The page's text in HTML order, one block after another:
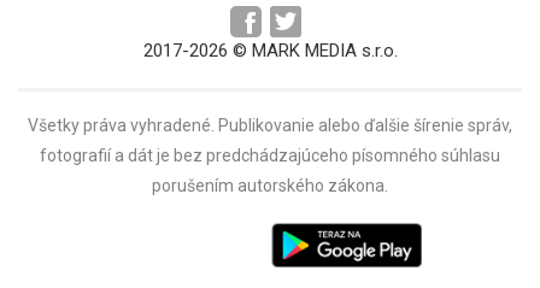
2017-2026 © MARK MEDIA s.r.o.
Všetky práva vyhradené. Publikovanie alebo ďalšie šírenie správ,
fotografií a dát je bez predchádzajúceho písomného súhlasu
porušením autorského zákona.